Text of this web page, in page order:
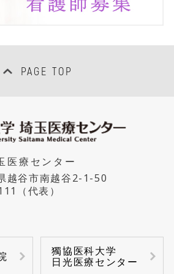
PAGE TOP
医療センター
越谷市南越谷2-1-50
（代表）
獨協医科大学
日光医療センター